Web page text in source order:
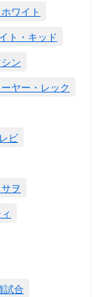
ワイト
ト・キッド
ン
ーヤー・レック
ビ
ヲ
試合